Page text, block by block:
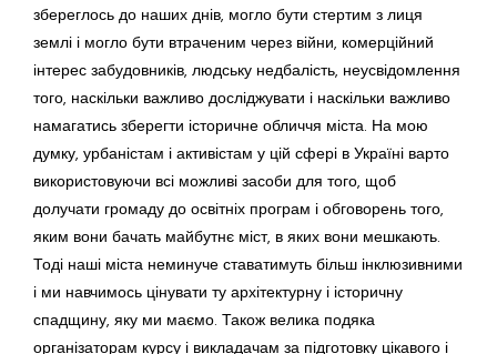
збереглось до наших днів, могло бути стертим з лиця
землі і могло бути втраченим через війни, комерційний
інтерес забудовників, людську недбалість, неусвідомлення
того, наскільки важливо досліджувати і наскільки важливо
намагатись зберегти історичне обличчя міста. На мою
думку, урбаністам і активістам у цій сфері в Україні варто
використовуючи всі можливі засоби для того, щоб
долучати громаду до освітніх програм і обговорень того,
яким вони бачать майбутнє міст, в яких вони мешкають.
Тоді наші міста неминуче ставатимуть більш інклюзивними
і ми навчимось цінувати ту архітектурну і історичну
спадщину, яку ми маємо. Також велика подяка
організаторам курсу і викладачам за підготовку цікавого і